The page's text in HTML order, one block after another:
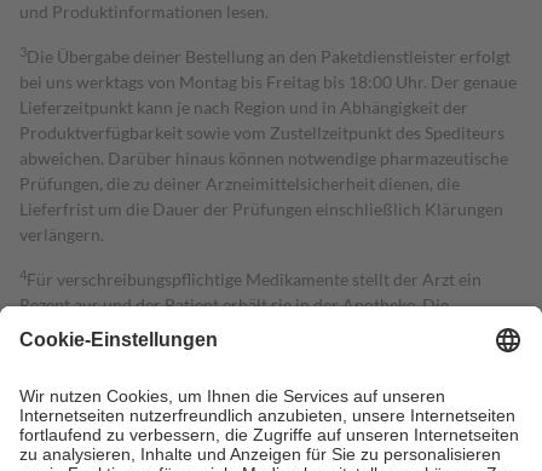
und Produktinformationen lesen.
3Die Übergabe deiner Bestellung an den Paketdienstleister erfolgt
bei uns werktags von Montag bis Freitag bis 18:00 Uhr. Der genaue
Lieferzeitpunkt kann je nach Region und in Abhängigkeit der
Produktverfügbarkeit sowie vom Zustellzeitpunkt des Spediteurs
abweichen. Darüber hinaus können notwendige pharmazeutische
Prüfungen, die zu deiner Arzneimittelsicherheit dienen, die
Lieferfrist um die Dauer der Prüfungen einschließlich Klärungen
verlängern.
4Für verschreibungspflichtige Medikamente stellt der Arzt ein
Rezept aus und der Patient erhält sie in der Apotheke. Die
gesetzliche Krankenversicherung übernimmt in der Regel die
Kosten dafür, der Versicherte trägt einen Teil davon als Zuzahlung
Grundsätzlich leisten Mitglieder Zuzahlungen in Höhe von zehn
Prozent des Abgabepreises,mindestens jedochfünf Euround
höchstens zehn Euro.Es sind jedoch nie mehr als die tatsächlichen